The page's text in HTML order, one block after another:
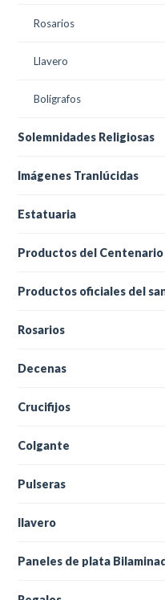
Rosarios
Llavero
Bolígrafos
Solemnidades Religiosas
Imágenes Tranlúcidas
Estatuaria
Productos del Centenario
Productos oficiales del
Rosarios
Decenas
Crucifijos
Colgante
Pulseras
llavero
Paneles de plata